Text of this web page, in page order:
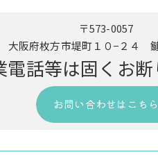
〒573-0057
大阪府枚方市堤町１０−２４
等は固くお断
お問い合わせはこちら